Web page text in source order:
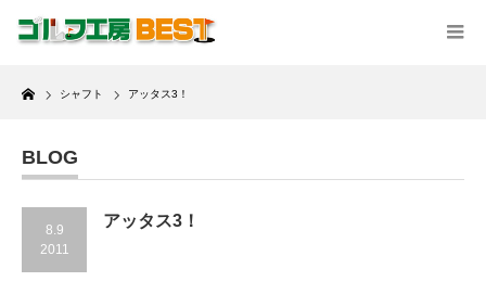
Home
シャフト アッタス3！
BLOG
8.9
2011
アッタス3！